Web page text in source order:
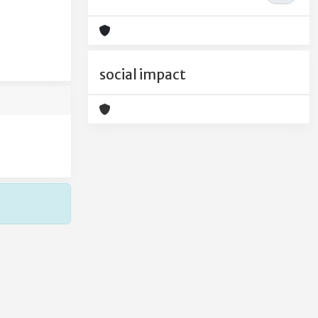
social impact